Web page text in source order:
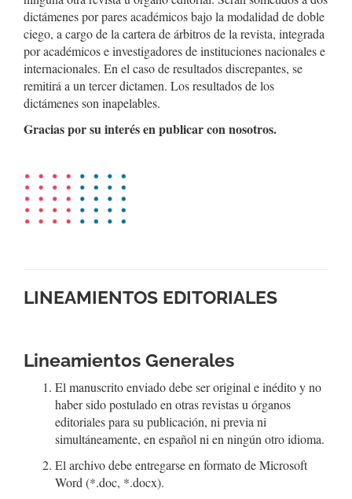
dictámenes por pares académicos bajo la modalidad de doble
ciego, a cargo de la cartera de árbitros de la revista, integrada
por académicos e investigadores de instituciones nacionales e
internacionales. En el caso de resultados discrepantes, se
remitirá a un tercer dictamen. Los resultados de los
dictámenes son inapelables.
Gracias por su interés en publicar con nosotros.
LINEAMIENTOS EDITORIALES
Lineamientos Generales
El manuscrito enviado debe ser original e inédito y no
haber sido postulado en otras revistas u órganos
editoriales para su publicación, ni previa ni
simultáneamente, en español ni en ningún otro idioma.
El archivo debe entregarse en formato de Microsoft
Word (*.doc, *.docx).